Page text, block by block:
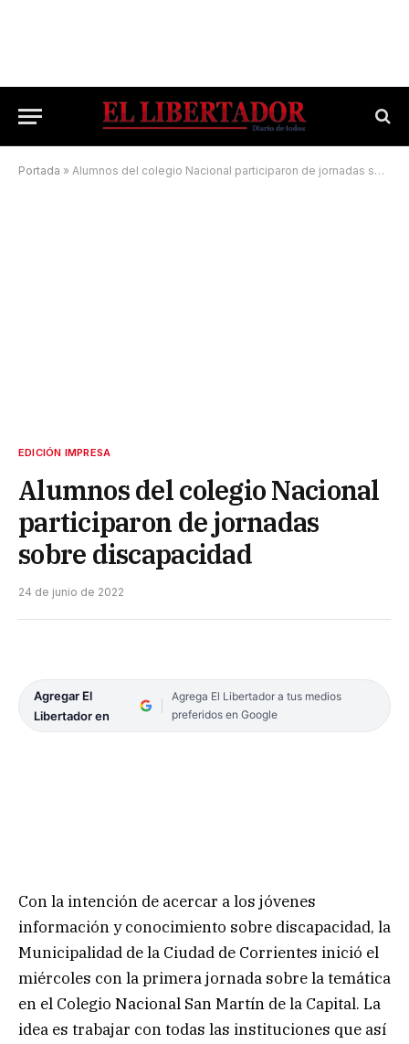
Portada » Alumnos del colegio Nacional participaron de jornadas sobre discapacidad
EDICIÓN IMPRESA
Alumnos del colegio Nacional
participaron de jornadas
sobre discapacidad
24 de junio de 2022
Agregar El
Libertador en
Agrega El Libertador a tus medios
preferidos en Google
Con la intención de acercar a los jóvenes
información y conocimiento sobre discapacidad, la
Municipalidad de la Ciudad de Corrientes inició el
miércoles con la primera jornada sobre la temática
en el Colegio Nacional San Martín de la Capital. La
idea es trabajar con todas las instituciones que así